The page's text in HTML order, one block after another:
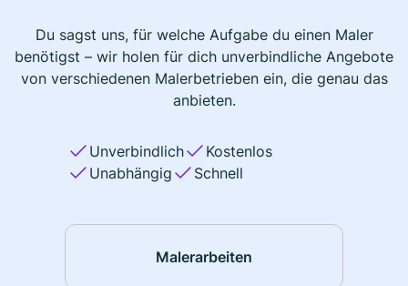
Du sagst uns, für welche Aufgabe du einen Maler
benötigst – wir holen für dich unverbindliche Angebote
von verschiedenen Malerbetrieben ein, die genau das
anbieten.
Unverbindlich
Kostenlos
Unabhängig
Schnell
Malerarbeiten